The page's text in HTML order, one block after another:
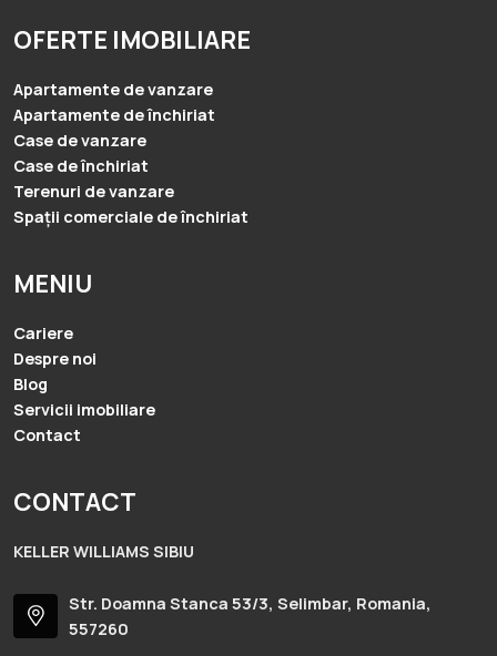
OFERTE IMOBILIARE
Apartamente de vanzare
Apartamente de închiriat
Case de vanzare
Case de închiriat
Terenuri de vanzare
Spații comerciale de închiriat
MENIU
Cariere
Despre noi
Blog
Servicii imobiliare
Contact
CONTACT
KELLER WILLIAMS SIBIU
Str. Doamna Stanca 53/3, Selimbar, Romania,
557260